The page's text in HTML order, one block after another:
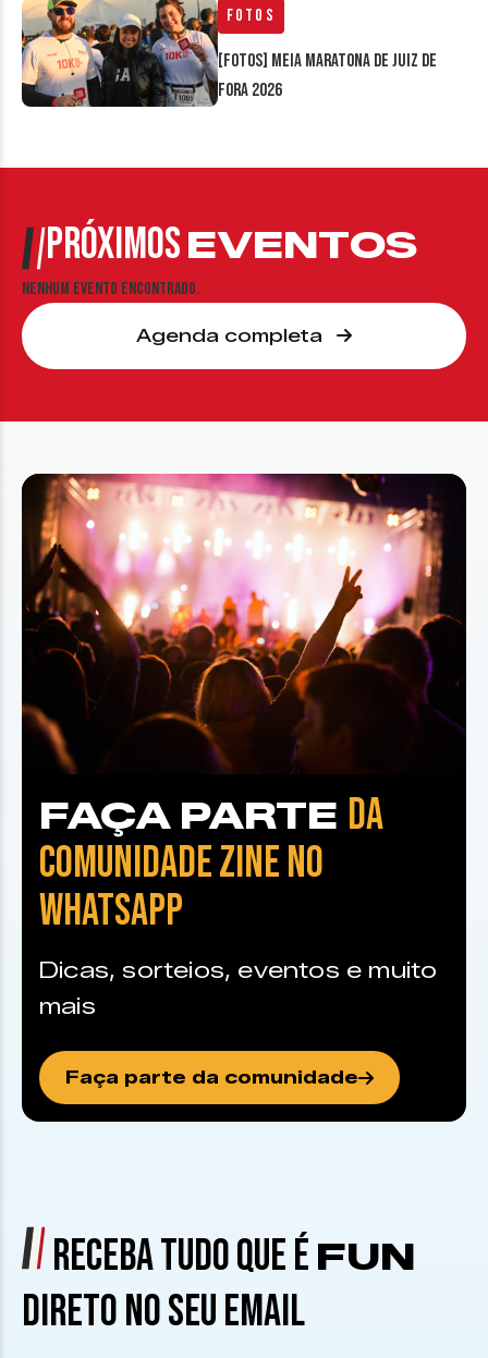
Fotos
[FOTOS] Meia Maratona de Juiz de
Fora 2026
PRÓXIMOSEVENTOS
Nenhum evento encontrado.
Agenda completa
FAÇA PARTE DA
COMUNIDADE ZINE NO
WHATSAPP
Dicas, sorteios, eventos e muito
mais
Faça parte da comunidade
RECEBA TUDO QUE É FUN
DIRETO NO SEU EMAIL